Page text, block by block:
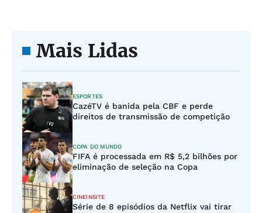
Mais Lidas
ESPORTES
CazéTV é banida pela CBF e perde
direitos de transmissão de competição
COPA DO MUNDO
FIFA é processada em R$ 5,2 bilhões por
eliminação de seleção na Copa
CINEINSITE
Série de 8 episódios da Netflix vai tirar